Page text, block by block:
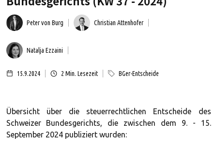
Peter von Burg Christian Attenhofer
Natalja Ezzaini
15.9.2024 2 Min. Lesezeit BGer-Entscheide
Übersicht über die steuerrechtlichen Entscheide des
Schweizer Bundesgerichts, die zwischen dem 9. - 15.
September 2024 publiziert wurden: